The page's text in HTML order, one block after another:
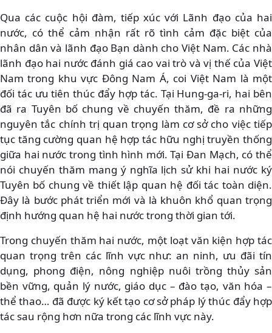
Qua các cuộc hội đàm, tiếp xúc với Lãnh đạo của hai
nước, có thể cảm nhận rất rõ tình cảm đặc biệt của
nhân dân và lãnh đạo Bạn dành cho Việt Nam. Các nhà
lãnh đạo hai nước đánh giá cao vai trò và vị thế của Việt
Nam trong khu vực Đông Nam Á, coi Việt Nam là một
đối tác ưu tiên thúc đẩy hợp tác. Tại Hung-ga-ri, hai bên
đã ra Tuyên bố chung về chuyến thăm, đề ra những
nguyên tắc chính trị quan trọng làm cơ sở cho việc tiếp
tục tăng cường quan hệ hợp tác hữu nghị truyền thống
giữa hai nước trong tình hình mới. Tại Đan Mạch, có thể
nói chuyến thăm mang ý nghĩa lịch sử khi hai nước ký
Tuyên bố chung về thiết lập quan hệ đối tác toàn diện.
Đây là bước phát triển mới và là khuôn khổ quan trọng
định hướng quan hệ hai nước trong thời gian tới.
Trong chuyến thăm hai nước, một loạt văn kiện hợp tác
quan trọng trên các lĩnh vực như: an ninh, ưu đãi tín
dụng, phong điện, nông nghiệp nuôi trồng thủy sản
bền vững, quản lý nước, giáo dục – đào tạo, văn hóa –
thể thao… đã được ký kết tạo cơ sở pháp lý thúc đẩy hợp
tác sau rộng hơn nữa trong các lĩnh vực này.